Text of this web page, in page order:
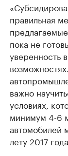
правильная
пока не
уверенность
важно
условиях,
минимум 4-6
автомобилей
лету 2017